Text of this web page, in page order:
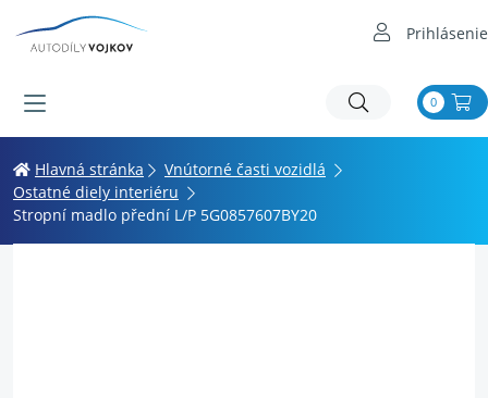
Prihlásenie
0
Hlavná stránka
Vnútorné časti vozidlá
Ostatné diely interiéru
Stropní madlo přední L/P 5G0857607BY20